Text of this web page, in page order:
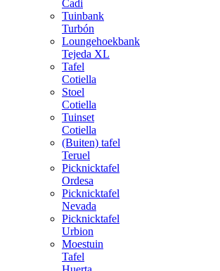
Cadi
Tuinbank
Turbón
Loungehoekbank
Tejeda XL
Tafel
Cotiella
Stoel
Cotiella
Tuinset
Cotiella
(Buiten) tafel
Teruel
Picknicktafel
Ordesa
Picknicktafel
Nevada
Picknicktafel
Urbion
Moestuin
Tafel